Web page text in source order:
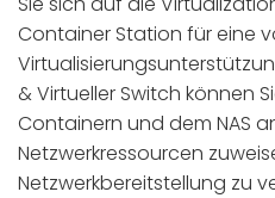
Container Station für eine
& Virtueller Switch können
Containern und dem NAS
Netzwerkressourcen
Netzwerkbereitstellung zu